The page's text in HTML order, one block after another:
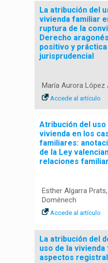
La atribución del
vivienda familiar
ruptura de la
Derecho
positivo y práctica
jurisprudencial
María Aurora López
Accede al artículo
Atribución del uso
vivienda en los
familiares:
de la Ley
relaciones
Esther Algarra
Doménech
Accede al artículo
La atribución del
uso de la
aspectos